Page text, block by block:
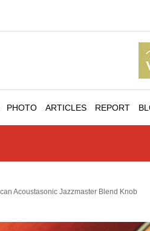
PHOTO ARTICLES REPORT
Acoustasonic Jazzmaster Blend Knob